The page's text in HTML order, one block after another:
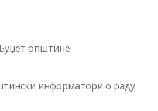
Буџет општине
информатори о раду